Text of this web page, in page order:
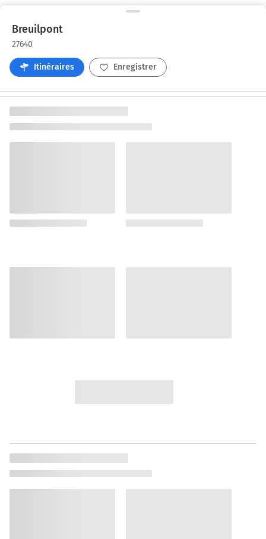
Breuilpont
27640
Itinéraires Enregistrer